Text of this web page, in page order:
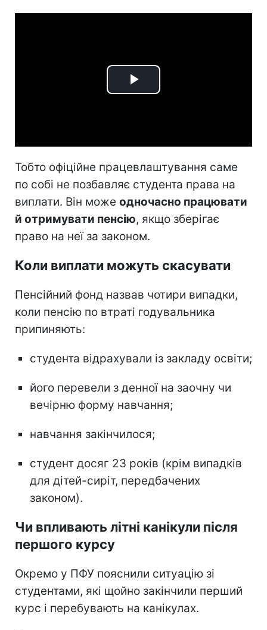
Play
Тобто офіційне працевлаштування саме
по собі не позбавляє студента права на
виплати. Він може одночасно працювати
й отримувати пенсію, якщо зберігає
право на неї за законом.
Коли виплати можуть скасувати
Пенсійний фонд назвав чотири випадки,
коли пенсію по втраті годувальника
припиняють:
студента відрахували із закладу освіти;
його перевели з денної на заочну чи
вечірню форму навчання;
навчання закінчилося;
студент досяг 23 років (крім випадків
для дітей-сиріт, передбачених
законом).
Чи впливають літні канікули після
першого курсу
Окремо у ПФУ пояснили ситуацію зі
студентами, які щойно закінчили перший
курс і перебувають на канікулах.